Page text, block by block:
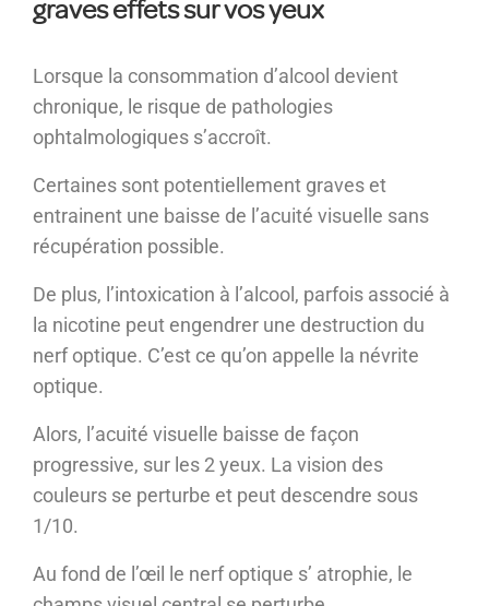
graves effets sur vos yeux
Lorsque la consommation d’alcool devient
chronique, le risque de pathologies
ophtalmologiques s’accroît.
Certaines sont potentiellement graves et
entrainent une baisse de l’acuité visuelle sans
récupération possible.
De plus, l’intoxication à l’alcool, parfois associé à
la nicotine peut engendrer une destruction du
nerf optique. C’est ce qu’on appelle la névrite
optique.
Alors, l’acuité visuelle baisse de façon
progressive, sur les 2 yeux. La vision des
couleurs se perturbe et peut descendre sous
1/10.
Au fond de l’œil le nerf optique s’ atrophie, le